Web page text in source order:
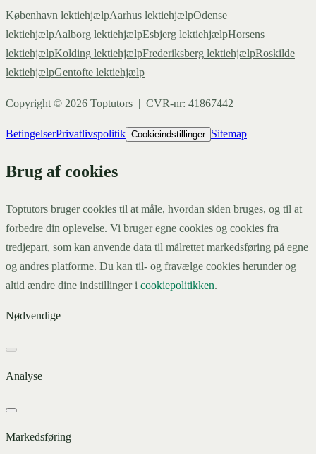
København lektiehjælpAarhus lektiehjælpOdense
lektiehjælpAalborg lektiehjælpEsbjerg lektiehjælpHorsens
lektiehjælpKolding lektiehjælpFrederiksberg lektiehjælpRoskilde
lektiehjælpGentofte lektiehjælp
Copyright © 2026 Toptutors | CVR-nr: 41867442
BetingelserPrivatlivspolitik Cookieindstillinger Sitemap
Brug af cookies
Toptutors bruger cookies til at måle, hvordan siden bruges, og til at
forbedre din oplevelse. Vi bruger egne cookies og cookies fra
tredjepart, som kan anvende data til målrettet markedsføring på egne
og andres platforme. Du kan til- og fravælge cookies herunder og
altid ændre dine indstillinger i cookiepolitikken.
Nødvendige
Analyse
Markedsføring